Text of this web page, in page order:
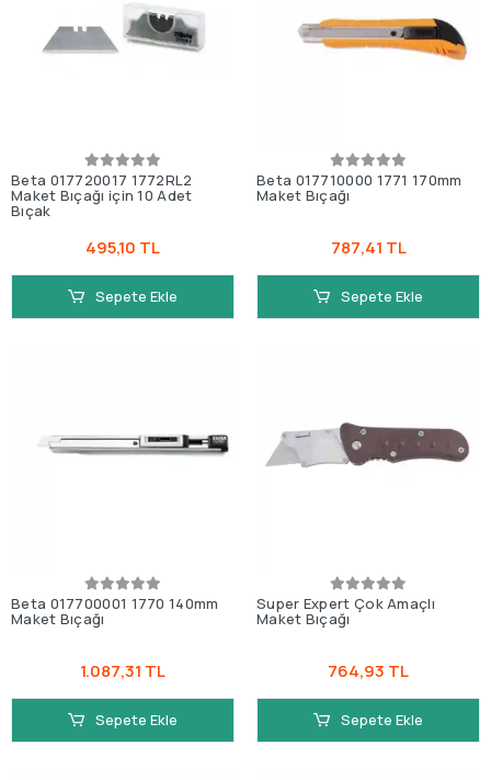
Beta 017720017 1772RL2
Maket Bıçağı için 10 Adet
Bıçak
495,10 TL
Sepete Ekle
Beta 017710000 1771 170mm
Maket Bıçağı
787,41 TL
Sepete Ekle
Beta 017700001 1770 140mm
Maket Bıçağı
1.087,31 TL
Sepete Ekle
Super Expert Çok Amaçlı
Maket Bıçağı
764,93 TL
Sepete Ekle